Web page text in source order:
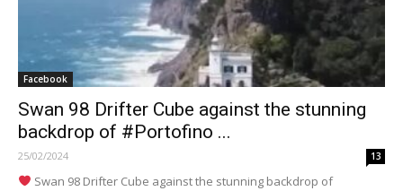
Facebook
Swan 98 Drifter Cube against the stunning
backdrop of #Portofino ...
25/02/2024 13
Swan 98 Drifter Cube against the stunning backdrop of